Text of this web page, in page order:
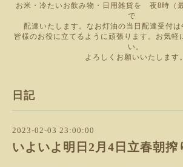
お米・冷たいお飲み物・日用雑貨を 夜8時（
で
配達いたします。なお灯油の当日配達受付は
皆様のお役に立てるように頑張ります。お気軽
い。
よろしくお願いいたします。
日記
2023-02-03 23:00:00
いよいよ明日2月4日立春朝搾